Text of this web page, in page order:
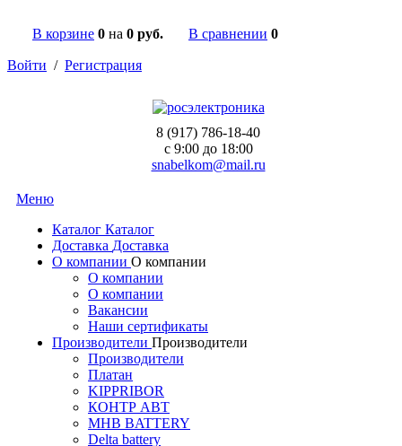
В корзине 0 на 0 руб. В сравнении 0
Войти / Регистрация
8 (917) 786-18-40
c 9:00 до 18:00
snabelkom@mail.ru
Меню
Каталог Каталог
Доставка Доставка
О компании О компании
О компании
О компании
Вакансии
Наши сертификаты
Производители Производители
Производители
Платан
KIPPRIBOR
КОНТР АВТ
MHB BATTERY
Delta battery